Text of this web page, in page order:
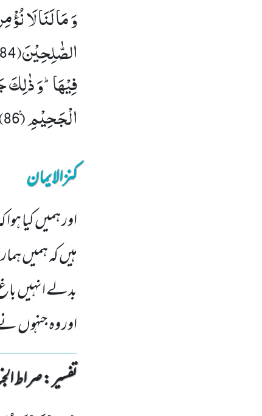
وَ مَا لَنَا لَا
الْجَحِیْمِ۠ (86)
کنزالایمان
اور ہمیں کیا
ہیں کہ ہمیں
بدلے انہیں
اور وہ جنہوں
تفسیر : ‎صراط الجنان